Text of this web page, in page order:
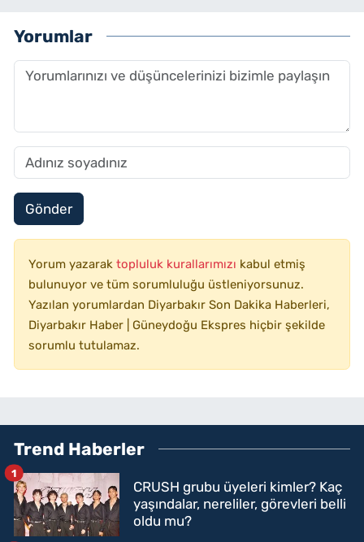
Yorumlar
Gönder
Yorum yazarak topluluk kurallarımızı kabul etmiş
bulunuyor ve tüm sorumluluğu üstleniyorsunuz.
Yazılan yorumlardan Diyarbakır Son Dakika Haberleri,
Diyarbakır Haber | Güneydoğu Ekspres hiçbir şekilde
sorumlu tutulamaz.
Trend Haberler
CRUSH grubu üyeleri kimler? Kaç
yaşındalar, nereliler, görevleri belli
oldu mu?
1